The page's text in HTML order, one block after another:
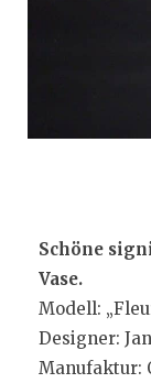
Schöne
Vase.
Modell:
Designer:
Manufaktur: